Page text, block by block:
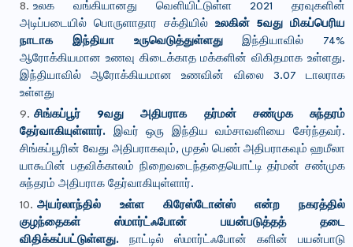
உலக வங்கியானது வெளியிட்டுள்ள 2021 தரவுகளின்
அடிப்படையில் பொருளாதார சக்தியில் உலகின் 5வது மிகப்பெரிய
நாடாக இந்தியா உருவெடுத்துள்ளதுஇந்தியாவில் 74%
ஆரோக்கியமான உணவு கிடைக்காத மக்களின் விகிதமாக உள்ளது.
இந்தியாவில் ஆரோக்கியமான உணவின் விலை 3.07 டாலராக
உள்ளது
சிங்கப்பூர் 9வது அதிபராக தர்மன் சண்முக சுந்தரம்
தேர்வாகியுள்ளார். இவர் ஒரு இந்திய வம்சாவளியை சேர்ந்தவர்.
சிங்கப்பூரின் 8வது அதிபராகவும், முதல் பெண் அதிபராகவும் ஹமீலா
யாகூபின் பதவிக்காலம் நிறைவடைந்ததையொட்டி தர்மன் சண்முக
சுந்தரம் அதிபராக தேர்வாகியுள்ளார்.
அயர்லாந்தில் உள்ள கிரேஸ்டோன்ஸ் என்ற நகரத்தில்
குழந்தைகள் ஸ்மார்ட்ஃபோன் பயன்படுத்தத் தடை
விதிக்கப்பட்டுள்ளது. நாட்டில் ஸ்மார்ட்ஃபோன் களின் பயன்பாடு